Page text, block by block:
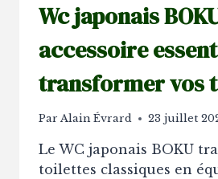
Wc japonais
accessoire
transformer vos
Par Alain Évrard 23 juillet
Le WC japonais BOKU
toilettes classiques en